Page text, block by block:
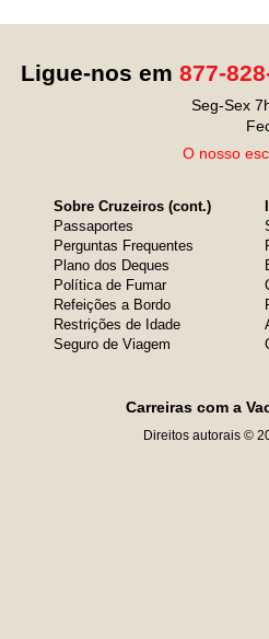
Ligue-nos em 877-
Seg-Sex
O nosso
Sobre Cruzeiros (cont.)
Passaportes
Perguntas Frequentes
Plano dos Deques
Política de Fumar
Refeições a Bordo
Restrições de Idade
Seguro de Viagem
Carreiras com a
Direitos autorais ©